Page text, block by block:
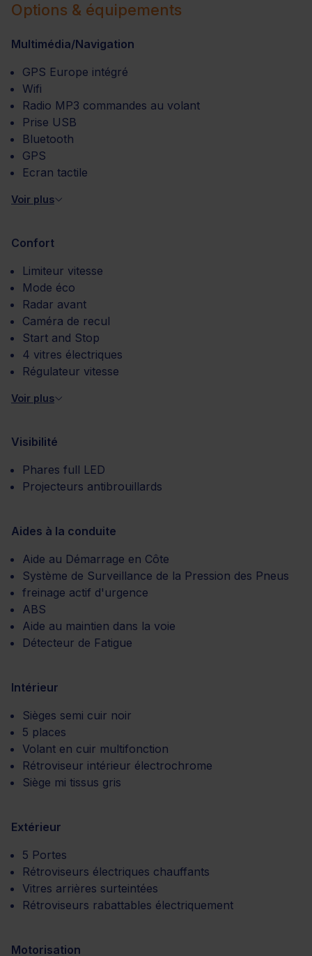
Options & équipements
Multimédia/Navigation
GPS Europe intégré
Wifi
Radio MP3 commandes au volant
Prise USB
Bluetooth
GPS
Ecran tactile
Voir plus
Confort
Limiteur vitesse
Mode éco
Radar avant
Caméra de recul
Start and Stop
4 vitres électriques
Régulateur vitesse
Voir plus
Visibilité
Phares full LED
Projecteurs antibrouillards
Aides à la conduite
Aide au Démarrage en Côte
Système de Surveillance de la Pression des Pneus
freinage actif d'urgence
ABS
Aide au maintien dans la voie
Détecteur de Fatigue
Intérieur
Sièges semi cuir noir
5 places
Volant en cuir multifonction
Rétroviseur intérieur électrochrome
Siège mi tissus gris
Extérieur
5 Portes
Rétroviseurs électriques chauffants
Vitres arrières surteintées
Rétroviseurs rabattables électriquement
Motorisation